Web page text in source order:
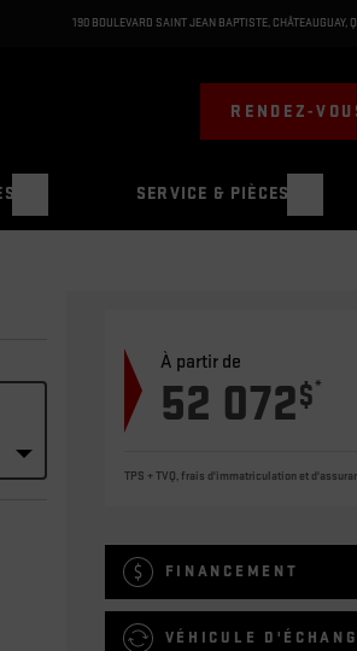
190 BOULEVARD SAINT JEAN BAPTISTE, CHÂTEAUGUAY,
RENDEZ-
SERVICE & PIÈCES
À partir de
52 072$*
TPS + TVQ, frais d'immatriculation et
FINANCEMENT
VÉHICULE